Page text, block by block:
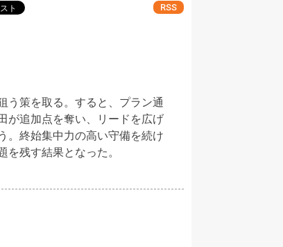
RSS
う策を取る。すると、プラン通
が追加点を奪い、リードを広げ
。終始集中力の高い守備を続け
残す結果となった。